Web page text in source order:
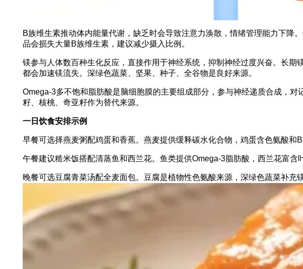
B族维生素推动体内能量代谢，缺乏时会导致注意力涣散，情绪管理能力下降
品会损失大量B族维生素，建议减少摄入比例。
镁参与人体数百种生化反应，直接作用于神经系统，抑制神经过度兴奋。长
都会加速镁流失。深绿色蔬菜、坚果、种子、全谷物是良好来源。
Omega-3多不饱和脂肪酸是脑细胞膜的主要组成部分，参与神经递质合成，
籽、核桃、奇亚籽作为替代来源。
一日饮食安排示例
早餐可选择燕麦粥配鸡蛋和香蕉。燕麦提供缓释碳水化合物，鸡蛋含色氨酸和
午餐建议糙米饭搭配清蒸鱼和西兰花。鱼类提供Omega-3脂肪酸，西兰花富
晚餐可选豆腐青菜汤配全麦面包。豆腐是植物性色氨酸来源，深绿色蔬菜补